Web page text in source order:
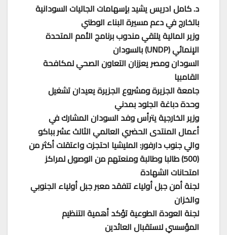
د. كامل ادريس يشيد بإسهامات الجاليات السودانية
بالخارج في دعم مسيرة البناء الوطني
وزير المالية يلتقي مندوب برنامج الأمم المتحدة
الإنمائي (UNDP) بالسودان
السودان ومصر يعززان التعاون الصحي لمكافحة
القامبيا
جامعة الجزيرة ومشروع الجزيرة يعيدان تشغيل
وحدة دباغة الجلود بمدني
وزير الخارجية يترأس وفد السودان المشارك في
أعمال المنتدى الحضري العالمي الثالث عشر بباكو
والي جنوب دارفور: المليشيا احتجزت واعتقلت أكثر من
(500) طالبا وطالبة ومنعتهم من الوصول لمراكز
امتحانات الشهادة
لجنة أمن جبل أولياء تتفقد معبر جبل أولياء الجنوبي
والخزان
لجنة العودة الطوعية تؤكد أهمية التنظيم
المؤسسي لاستقبال العائدين